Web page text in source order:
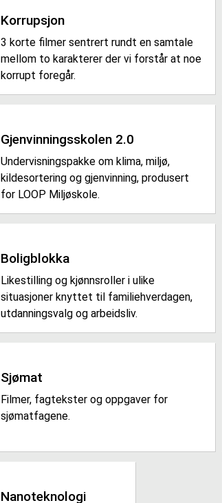
Korrupsjon
3 korte filmer sentrert rundt en samtale
mellom to karakterer der vi forstår at noe
korrupt foregår.
Gjenvinningsskolen 2.0
Undervisningspakke om klima, miljø,
kildesortering og gjenvinning, produsert
for LOOP Miljøskole.
Boligblokka
Likestilling og kjønnsroller i ulike
situasjoner knyttet til familiehverdagen,
utdanningsvalg og arbeidsliv.
Sjømat
Filmer, fagtekster og oppgaver for
sjømatfagene.
Nanoteknologi